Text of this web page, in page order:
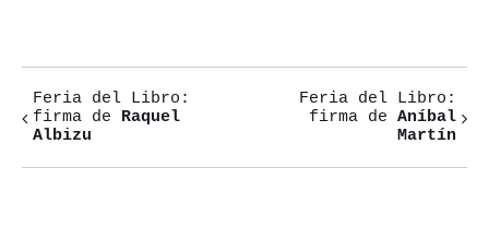
Navegación
del
Feria del Libro:
firma de Raquel
Albizu
Feria del Libro:
firma de Aníbal
Martín